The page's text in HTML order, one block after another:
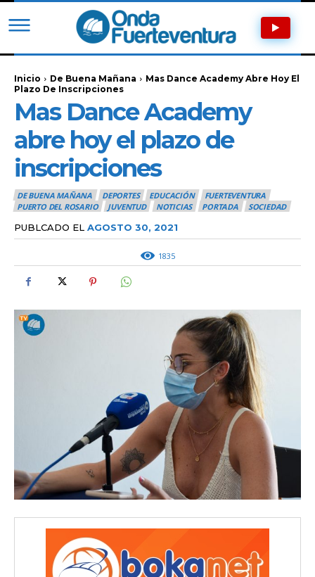
Inicio De Buena Mañana
Mas Dance Academy Abre Hoy El
Plazo De Inscripciones
Mas Dance Academy
abre hoy el plazo de
inscripciones
DE BUENA MAÑANA DEPORTES EDUCACIÓN
FUERTEVENTURA
PUERTO DEL ROSARIO
JUVENTUD NOTICIAS PORTADA SOCIEDAD
PUBLCADO EL AGOSTO 30, 2021
1835